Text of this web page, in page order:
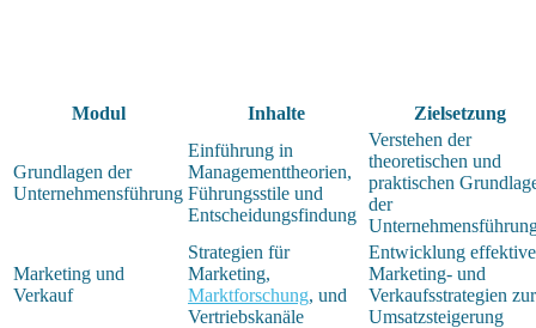
Modul Inhalte Zielsetzung
Grundlagen der
Unternehmensführung
Einführung in
Managementtheorien,
Führungsstile und
Entscheidungsfindung
Verstehen der
theoretischen und
praktischen
der
Marketing und
Verkauf
Strategien für
Marketing,
Marktforschung, und
Vertriebskanäle
Entwicklung
Marketing- und
Verkaufsstrategien zur
Umsatzsteigerung